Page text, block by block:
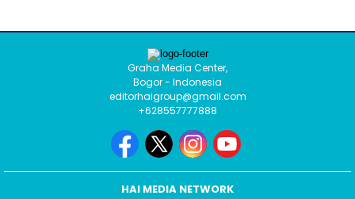
Graha Media Center,
Bogor - Indonesia
editorhaigroup@gmail.com
+628557777888
HAI MEDIA NETWORK